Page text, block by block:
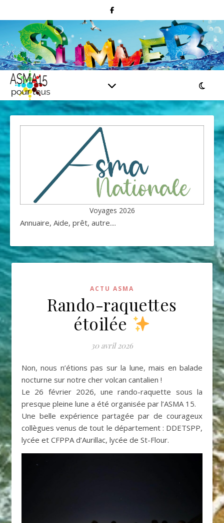
Voyages 2026
Annuaire, Aide, prêt, autre....
ACTU ASMA
Rando-raquettes
étoilée
30 avril 2026
Non, nous n’étions pas sur la lune, mais en balade
nocturne sur notre cher volcan cantalien !
Le 26 février 2026, une rando-raquette sous la
presque pleine lune a été organisée par l’ASMA 15.
Une belle expérience partagée par de courageux
collègues venus de tout le département : DDETSPP,
lycée et CFPPA d’Aurillac, lycée de St-Flour.